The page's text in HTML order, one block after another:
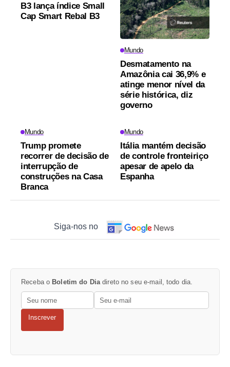
B3 lança índice Small
Cap Smart Rebal B3
Mundo
Desmatamento na
Amazônia cai 36,9% e
atinge menor nível da
série histórica, diz
governo
Mundo
Trump promete
recorrer de decisão de
interrupção de
construções na Casa
Branca
Mundo
Itália mantém decisão
de controle fronteiriço
apesar de apelo da
Espanha
Siga-nos no
Receba o Boletim do Dia direto no seu e-mail, todo dia.
Inscrever